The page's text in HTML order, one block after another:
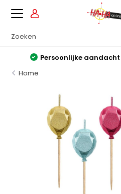
Persoonlijke aandacht
Home